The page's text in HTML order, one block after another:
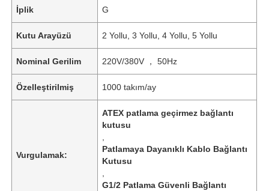
İplik G
Kutu Arayüzü 2 Yollu, 3 Yollu, 4 Yollu, 5 Yollu
Nominal Gerilim 220V/380V ， 50Hz
Özelleştirilmiş 1000 takım/ay
Vurgulamak:
ATEX patlama geçirmez bağlantı
kutusu
Patlamaya Dayanıklı Kablo Bağlantı
Kutusu
G1/2 Patlama Güvenli Bağlantı